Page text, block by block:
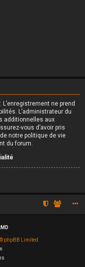
ne prend
L’administrateur du
additionnelles aux
vous d’avoir pris
notre politique de vie
du forum.
phpBB Limited